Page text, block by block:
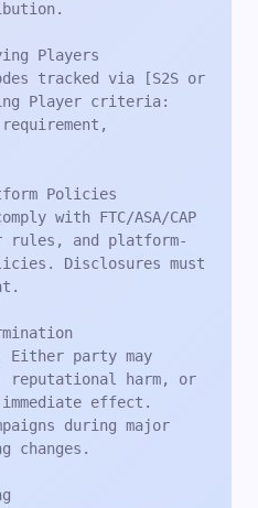
Players
tracked via [S2S or
Player criteria:
Policies
with FTC/ASA/CAP
rules, and platform-
Disclosures must
Either party may
reputational harm, or
effect.
during major
changes.